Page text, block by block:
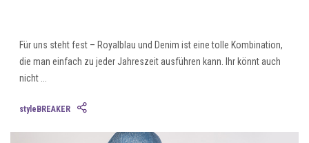
Für uns steht fest – Royalblau und Denim ist eine tolle Kombination,
die man einfach zu jeder Jahreszeit ausführen kann. Ihr könnt auch
nicht ...
styleBREAKER